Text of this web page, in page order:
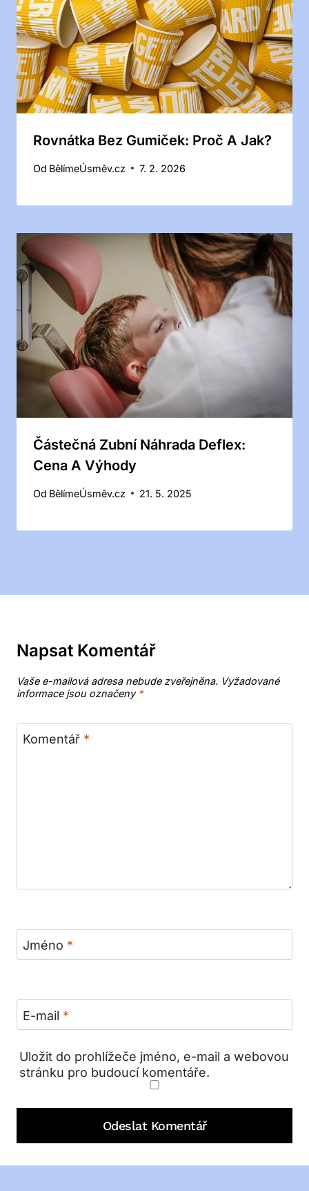
Rovnátka Bez Gumiček: Proč A Jak?
Od BělímeÚsměv.cz 7. 2. 2026
Částečná Zubní Náhrada Deflex:
Cena A Výhody
Od BělímeÚsměv.cz 21. 5. 2025
Napsat Komentář
Vaše e-mailová adresa nebude zveřejněna. Vyžadované
informace jsou označeny *
Komentář *
Jméno *
E-mail *
Uložit do prohlížeče jméno, e-mail a webovou
stránku pro budoucí komentáře.